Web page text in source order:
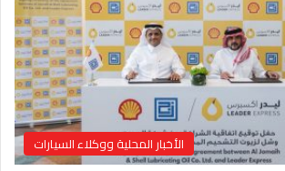
الأخبار المحلية ووكلاء السيارات